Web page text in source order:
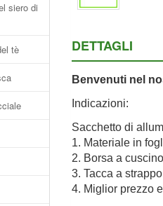
siero di
tè DETTAGLI
Benvenuti nel
Indicazioni:
Sacchetto di
1. Materiale in
2. Borsa a cuscino
3. Tacca a
4. Miglior prezzo